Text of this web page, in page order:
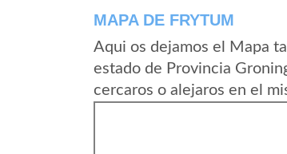
MAPA DE FRYTUM
Aqui os dejamos el Mapa
estado de Provincia
cercaros o alejaros en el